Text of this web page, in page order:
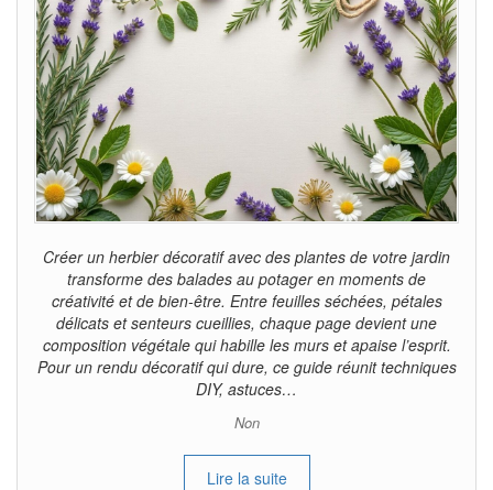
Créer un herbier décoratif avec des plantes de votre jardin
transforme des balades au potager en moments de
créativité et de bien-être. Entre feuilles séchées, pétales
délicats et senteurs cueillies, chaque page devient une
composition végétale qui habille les murs et apaise l’esprit.
Pour un rendu décoratif qui dure, ce guide réunit techniques
DIY, astuces…
Non
Lire la suite